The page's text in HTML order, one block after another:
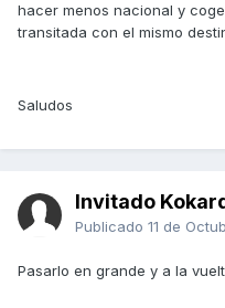
hacer menos nacional y
transitada con el mismo
Saludos
Invitado
Publicado 11 de
Pasarlo en grande y a la